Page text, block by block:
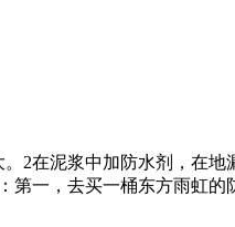
2在泥浆中加防水剂，在
一，去买一桶东方雨虹